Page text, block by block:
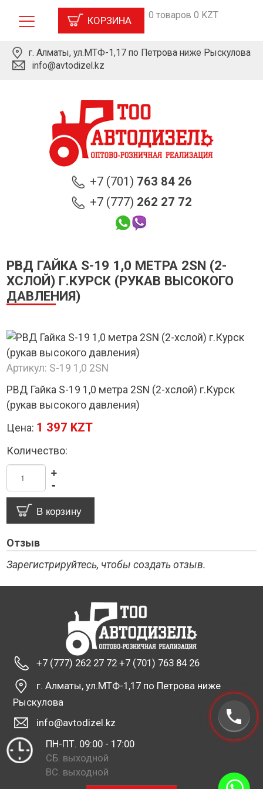
КОРЗИНА 0 товаров 0 KZT
г. Алматы, ул.МТФ-1,17 по Петрова ниже Рыскулова
info@avtodizel.kz
+7 (701) 763 84 26
+7 (777) 262 27 72
РВД ГАЙКА S-19 1,0 МЕТРА 2SN (2-
ХСЛОЙ) Г.КУРСК (РУКАВ ВЫСОКОГО
ДАВЛЕНИЯ)
Артикул: S-19 1,0 2SN
РВД Гайка S-19 1,0 метра 2SN (2-хслой) г.Курск
(рукав высокого давления)
Цена: 1 397 KZT
Количество:
-
+
Отзыв
Зарегистрируйтесь, чтобы создать отзыв.
+7 (777) 262 27 72 +7 (701) 763 84 26
г. Алматы, ул.МТФ-1,17 по Петрова ниже
Рыскулова
info@avtodizel.kz
ПН-ПТ. 09:00 - 17:00
СБ. выходной
ВС. выходной